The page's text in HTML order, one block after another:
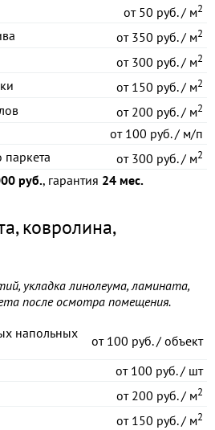
от50 руб. / м2
от350 руб. / м2
от300 руб. / м2
от150 руб. / м2
от200 руб. / м2
от100 руб. / м/п
паркета
от300 руб. / м2
руб., гарантия 24 мес.
ковролина,
укладка линолеума, ламината,
после осмотра помещения.
напольных
от100 руб. / объект
от100 руб. / шт
от200 руб. / м2
от150 руб. / м2